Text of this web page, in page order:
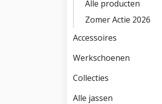
Alle producten
Zomer Actie 2026
Accessoires
Werkschoenen
Collecties
Alle jassen